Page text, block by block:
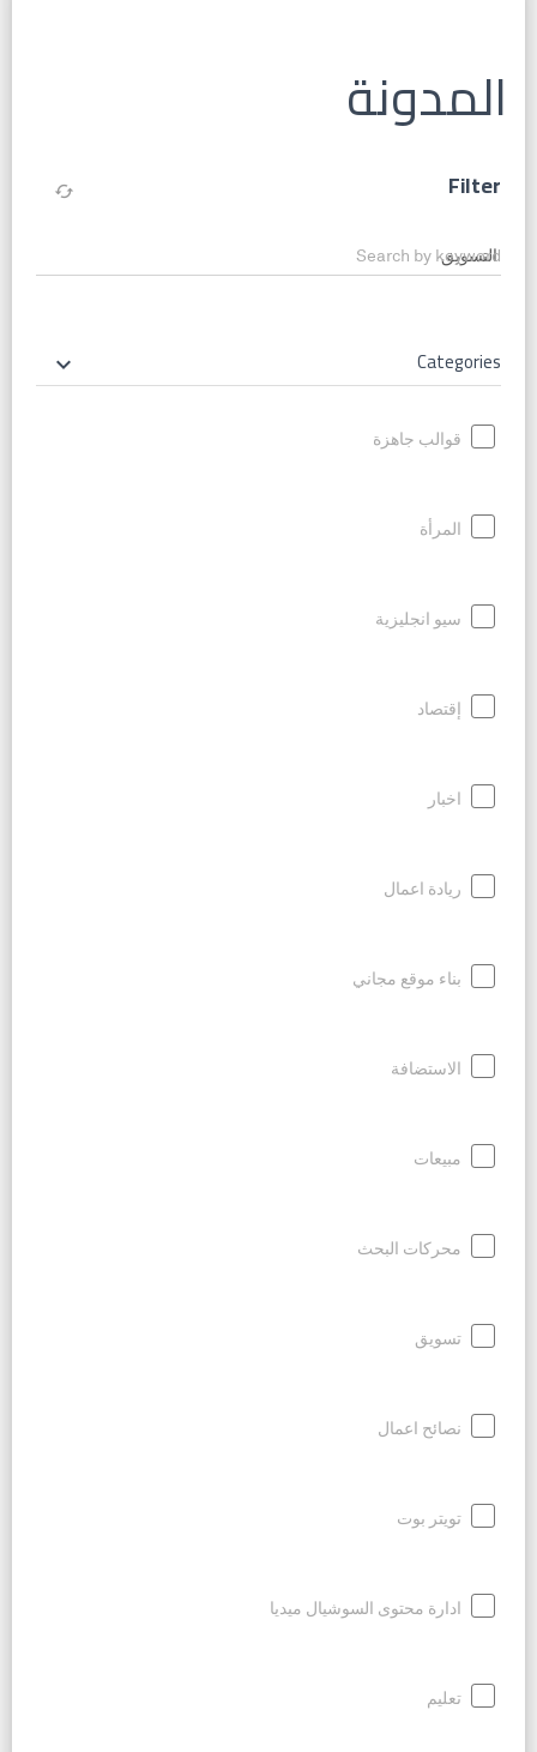
المدونة
Filter
cached
Search by keyword
Categories
keyboard_arrow_down
قوالب جاهزة
المرأة
سيو انجليزية
إقتصاد
اخبار
ريادة اعمال
بناء موقع مجاني
الاستضافة
مبيعات
محركات البحث
تسويق
نصائح اعمال
تويتر بوت
ادارة محتوى السوشيال ميديا
تعليم